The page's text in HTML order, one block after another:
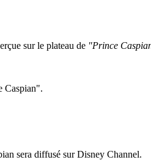
sur le plateau de "Prince
Caspian".
sera diffusé sur Disney Channel.